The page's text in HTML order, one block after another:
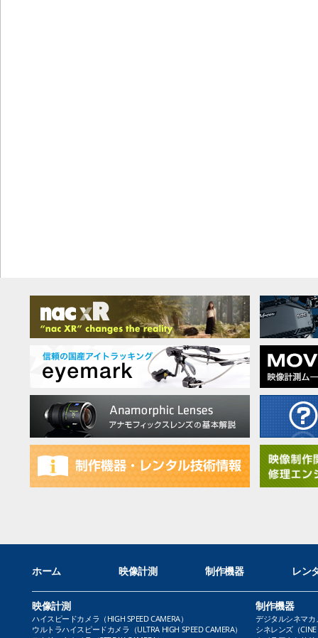
ホーム 映像計測 制作機器 レン
映像計測
ハイスピードカメラ（HIGH SPEED CAMERA）
ウルトラハイスピードカメラ（ULTRA HIGH SPEED CAMERA）
制作機器
デジタルシネマカ
シネレンズ（CINE